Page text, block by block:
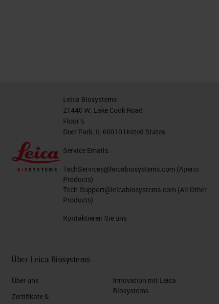
Leica Biosystems
21440 W. Lake Cook Road
Floor 5
Deer Park, IL 60010 United States
Service Emails:
TechServices@leicabiosystems.com (Aperio
Products)
Tech.Support@leicabiosystems.com (All Other
Products)
Kontaktieren Sie uns
Über Leica Biosystems
Über uns
Zertifikate &
Innovation mit Leica
Biosystems